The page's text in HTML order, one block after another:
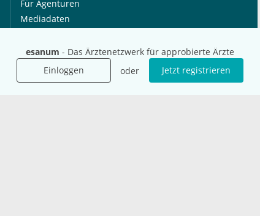
esanum - Das Ärztenetzwerk für approbierte Ärzte
Einloggen
oder Jetzt registrieren
Für Agenturen
Mediadaten
Karriere